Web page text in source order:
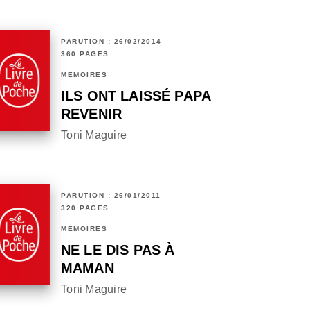
PARUTION : 26/02/2014
360 PAGES
MÉMOIRES
ILS ONT LAISSÉ PAPA
REVENIR
Toni Maguire
PARUTION : 26/01/2011
320 PAGES
MÉMOIRES
NE LE DIS PAS À
MAMAN
Toni Maguire